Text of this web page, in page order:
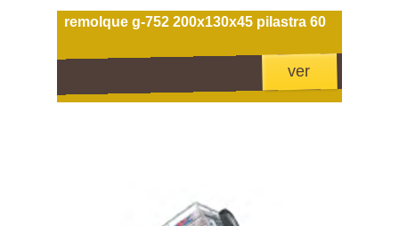
remolque g-752 200x130x45 pilastra 60
ver